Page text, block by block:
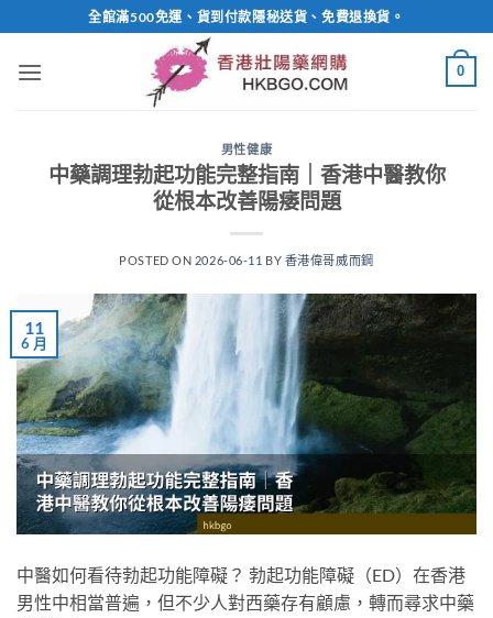
to
content
全館滿500免運、貨到付款隱秘送貨、免費退換貨。
0
男性健康
中藥調理勃起功能完整指南｜香港中醫教你
從根本改善陽痿問題
POSTED ON 2026-06-11 BY 香港偉哥威而鋼
11
6 月
中醫如何看待勃起功能障礙？ 勃起功能障礙（ED）在香港
男性中相當普遍，但不少人對西藥存有顧慮，轉而尋求中藥